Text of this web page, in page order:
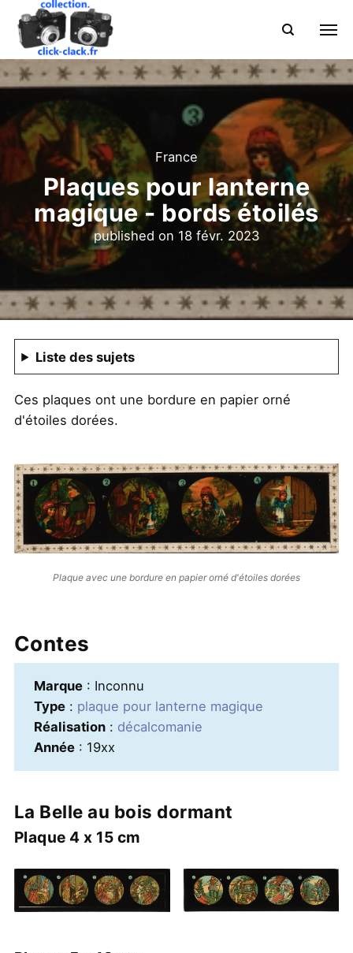
France
Plaques pour lanterne
magique - bords étoilés
published on 18 févr. 2023
Liste des sujets
Ces plaques ont une bordure en papier orné
d'étoiles dorées.
Plaque avec une bordure en papier orné d'étoiles dorées
Contes
Marque: Inconnu
Type: plaque pour lanterne magique
Réalisation: décalcomanie
Année: 19xx
La Belle au bois dormant
Plaque 4 x 15 cm